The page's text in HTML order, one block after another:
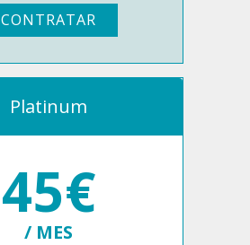
CONTRATAR
Platinum
45€
/ MES